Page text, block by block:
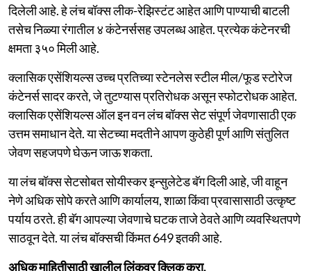
दिलेली आहे. हे लंच बॉक्स लीक-रेझिस्टंट आहेत आणि पाण्याची बाटली
तसेच निळ्या रंगातील ४ कंटेनर्ससह उपलब्ध आहेत. प्रत्येक कंटेनरची
क्षमता ३५० मिली आहे.
क्लासिक एसेंशियल्स उच्च प्रतिच्या स्टेनलेस स्टील मील/फूड स्टोरेज
कंटेनर्स सादर करते, जे तुटण्यास प्रतिरोधक असून स्फोटरोधक आहेत.
क्लासिक एसेंशियल्स ऑल इन वन लंच बॉक्स सेट संपूर्ण जेवणासाठी एक
उत्तम समाधान देते. या सेटच्या मदतीने आपण कुठेही पूर्ण आणि संतुलित
जेवण सहजपणे घेऊन जाऊ शकता.
या लंच बॉक्स सेटसोबत सोयीस्कर इन्सुलेटेड बॅग दिली आहे, जी वाहून
नेणे अधिक सोपे करते आणि कार्यालय, शाळा किंवा प्रवासासाठी उत्कृष्ट
पर्याय ठरते. ही बॅग आपल्या जेवणाचे घटक ताजे ठेवते आणि व्यवस्थितपणे
साठवून देते. या लंच बॉक्सची किंमत 649 इतकी आहे.
अधिक माहितीसाठी खालील लिंकवर क्लिक करा.